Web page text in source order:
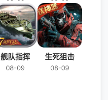
舰队指挥
08-09
生死狙击
08-09